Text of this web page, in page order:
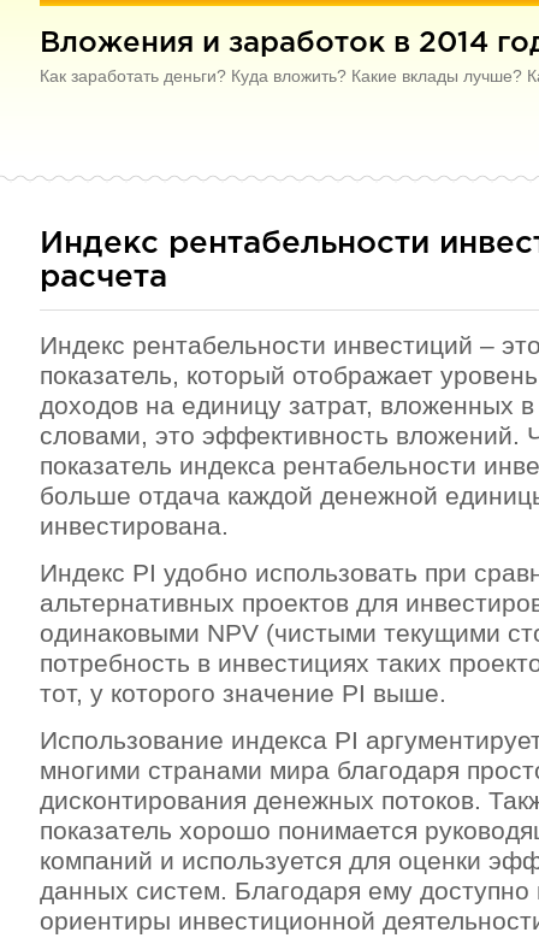
Вложения и заработок в 2014
Как заработать деньги? Куда вложить? Какие вклады лучше?
Индекс рентабельности
расчета
Индекс рентабельности инвестиций –
показатель, который отображает
доходов на единицу затрат, вложенных в
словами, это эффективность вложений.
показатель индекса рентабельности
больше отдача каждой денежной
инвестирована.
Индекс РІ удобно использовать при
альтернативных проектов для
одинаковыми NPV (чистыми текущими
потребность в инвестициях таких
тот, у которого значение РІ выше.
Использование индекса РI
многими странами мира благодаря
дисконтирования денежных потоков.
показатель хорошо понимается
компаний и используется для оценки
данных систем. Благодаря ему доступно
ориентиры инвестиционной